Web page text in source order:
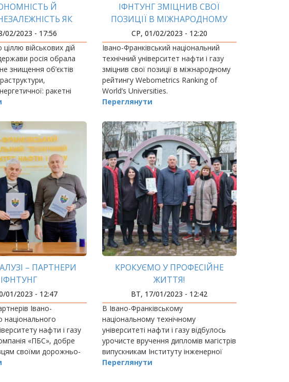
Й
ЯК
02/2023 - 17:56
військових дій
росія обрала
знищення об’єктів
ракетні
ТЕЦ, пошкодження
обстріли ат
ІФНТУНГ ЗМІЦНИВ СВОЇ
ПОЗИЦІЇ В МІЖНАРОДНОМУ
РЕЙТИНГУ WEBOMETRICS
СР, 01/02/2023 - 12:20
Івано-Франківський національний
технічний університет нафти і газу
зміцнив свої позиції в міжнародному
рейтингу Webometrics Ranking of
World’s Universities.
Переглянути
– ПАРТНЕРИ
ІФНТУНГ
01/2023 - 12:47
Івано-
національного
нафти і газу
«ПБС», добре
своїми дорожньо-
КРОКУЄМО У ПРОФЕСІЙНЕ
ЖИТТЯ!
ВТ, 17/01/2023 - 12:42
В Івано-Франківському
національному технічному
університеті нафти і газу відбулось
урочисте вручення дипломів магістрів
випускникам Інституту інженерної
механіки.
Переглянути